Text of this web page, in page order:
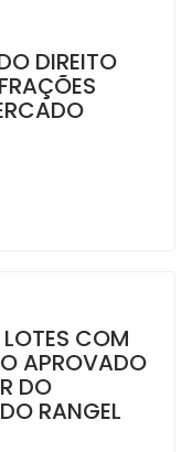
DIREITO
COM
APROVADO
DO
RANGEL